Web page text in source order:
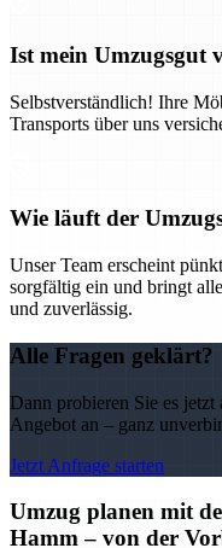
Ist mein Umzugsgut
Selbstverständlich! Ihre
Transports über uns
Wie läuft der
Unser Team erscheint
sorgfältig ein und bringt
und zuverlässig.
Alle Fragen geklärt?
Dann probieren Sie es
Angebot an – ganz
Jetzt Anfrage starten
Umzug planen mit
Hamm – von der